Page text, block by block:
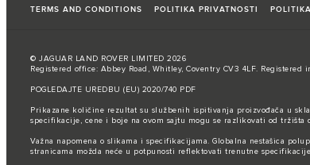
TERMS AND CONDITIONS POLITIKA PRIVATNOSTI
© JAGUAR LAND ROVER LIMITED 2026
Registered office: Abbey Road, Whitley, Coventry CV3 4LF. Registered
POGLEDAJTE UREDBU (EU) 2020/740 PDF
Prikazane količine rezultat su službenih ispitivanja proizvođača u
specifikacije, cene i boje na ovom sajtu mogu se razlikovati od
Važna napomena o slikama i specifikacijama. Globalna nestašica
stranicama možda neće u potpunosti reflektovati trenutne